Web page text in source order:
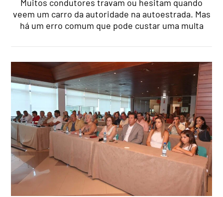
Muitos condutores travam ou hesitam quando
veem um carro da autoridade na autoestrada. Mas
há um erro comum que pode custar uma multa